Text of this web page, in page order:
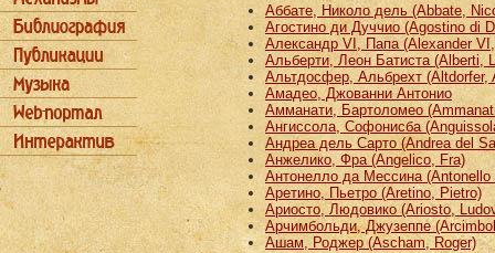
Аббате, Николо дель (Abbate,
Агостино ди Дуччио (Agostino di
Александр VI, Папа (Alexander
Альберти, Леон Батиста (Alberti,
Альтдосфер, Альбрехт (Altdorfer,
Амадео, Джованни Антонио
Амманати, Бартоломео
Ангиссола, Софонисба
Андреа дель Сарто (Andrea del
Анжелико, Фра (Angelico, Fra)
Антонелло да Мессина (Antonello
Аретино, Пьетро (Aretino, Pietro)
Ариосто, Людовико (Ariosto,
Арчимбольди, Джузеппе
Ашам, Роджер (Ascham, Roger)